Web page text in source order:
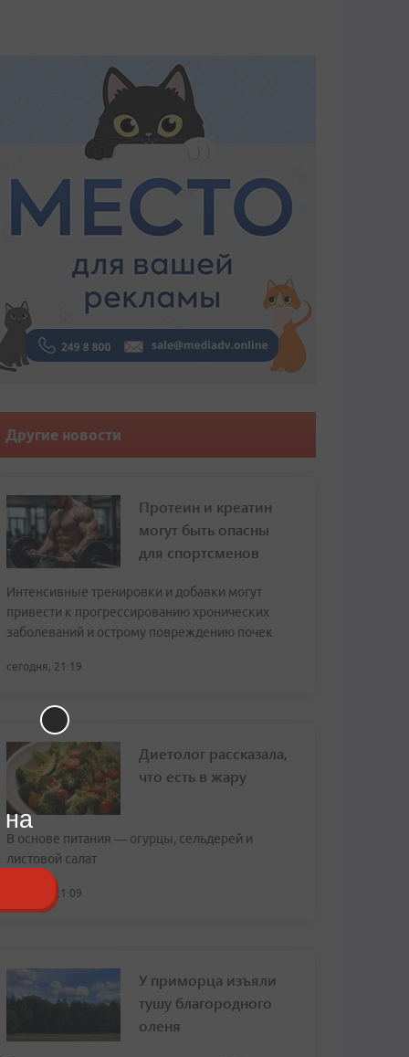
Другие новости
Протеин и креатин
могут быть опасны
для спортсменов
Интенсивные тренировки и добавки могут
привести к прогрессированию хронических
заболеваний и острому повреждению почек
сегодня, 21:19
Диетолог рассказала,
что есть в жару
В основе питания — огурцы, сельдерей и
листовой салат
сегодня, 21:09
У приморца изъяли
тушу благородного
оленя